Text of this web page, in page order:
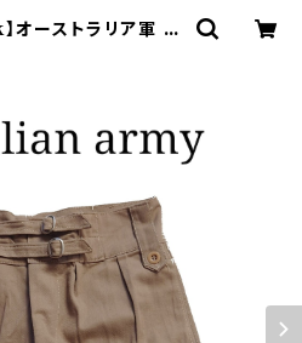
オーストラリア軍 グ